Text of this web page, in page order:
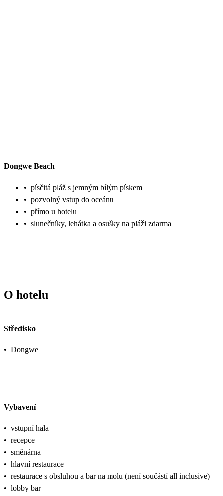
Dongwe Beach
• písčitá pláž s jemným bílým pískem
• pozvolný vstup do oceánu
• přímo u hotelu
• slunečníky, lehátka a osušky na pláži zdarma
O hotelu
Středisko
• Dongwe
Vybavení
• vstupní hala
• recepce
• směnárna
• hlavní restaurace
• restaurace s obsluhou a bar na molu (není součástí all inclusive)
• lobby bar